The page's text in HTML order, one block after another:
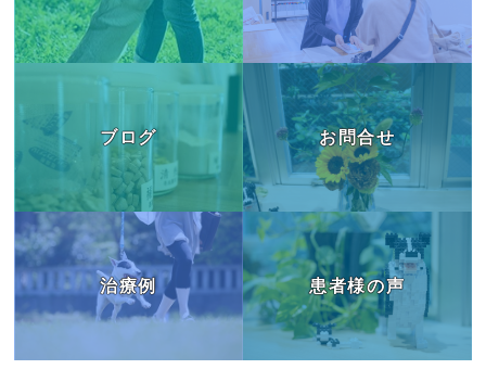
ブログ お問合せ
治療例 患者様の声